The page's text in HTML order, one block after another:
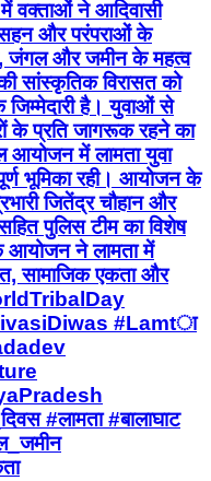
वक्ताओं ने आदिवासी
सहन और परंपराओं के
जंगल और जमीन के महत्व
सांस्कृतिक विरासत को
जिम्मेदारी है। युवाओं से
के प्रति जागरूक रहने का
आयोजन में लामता युवा
भूमिका रही। आयोजन के
जितेंद्र चौहान और
सहित पुलिस टीम का विशेष
आयोजन ने लामता में
सामाजिक एकता और
#Lamtा
#लामता #बालाघाट